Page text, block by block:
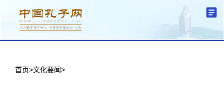
首页>文化要闻>